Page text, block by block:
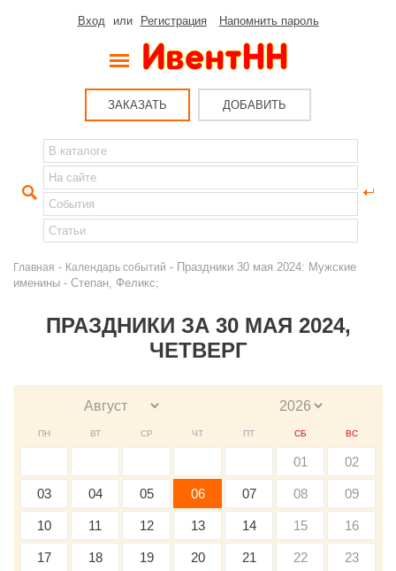
Вход или Регистрация Напомнить пароль
ЗАКАЗАТЬ ДОБАВИТЬ
Главная - Календарь событий - Праздники 30 мая 2024: Мужские
именины - Степан, Феликс;
ПРАЗДНИКИ ЗА 30 МАЯ 2024,
ЧЕТВЕРГ
ПН ВТ СР ЧТ ПТ СБ ВС
01 02
03 04 05 06 07 08 09
10 11 12 13 14 15 16
17 18 19 20 21 22 23